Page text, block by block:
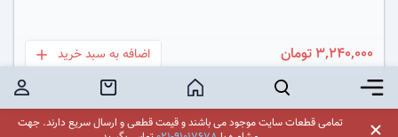
3,240,000 تومان بعلاوه
اضافه به سبد خرید
برگر منو جستجو خانه خرید محصول
تمامی قطعات سایت موجود می باشند و قیمت قطعی و ارسال سریع دارند. جهت